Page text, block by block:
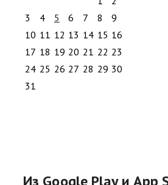
3
4 5 6 7 8
9
10 11 12 13 14 15 16
17 18 19 20 21 22 23
24 25 26 27 28 29 30
31